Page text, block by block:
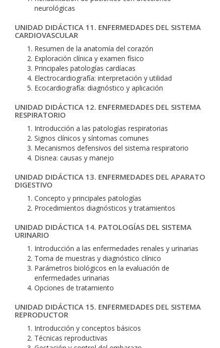
neurológicas
UNIDAD DIDÁCTICA 11. ENFERMEDADES DEL SISTEMA
CARDIOVASCULAR
Resumen de la anatomía del corazón
Exploración clínica y examen físico
Principales patologías cardíacas
Electrocardiografía: interpretación y utilidad
Ecocardiografía: diagnóstico y aplicación
UNIDAD DIDÁCTICA 12. ENFERMEDADES DEL SISTEMA
RESPIRATORIO
Introducción a las patologías respiratorias
Signos clínicos y síntomas comunes
Mecanismos defensivos del sistema respiratorio
Disnea: causas y manejo
UNIDAD DIDÁCTICA 13. ENFERMEDADES DEL APARATO
DIGESTIVO
Concepto y principales patologías
Procedimientos diagnósticos y tratamientos
UNIDAD DIDÁCTICA 14. PATOLOGÍAS DEL SISTEMA
URINARIO
Introducción a las enfermedades renales y urinarias
Toma de muestras y diagnóstico clínico
Parámetros biológicos en la evaluación de
enfermedades urinarias
Opciones de tratamiento
UNIDAD DIDÁCTICA 15. ENFERMEDADES DEL SISTEMA
REPRODUCTOR
Introducción y conceptos básicos
Técnicas reproductivas